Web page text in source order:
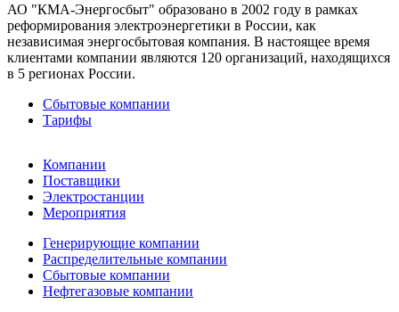
АО "КМА-Энергосбыт" образовано в 2002 году в рамках
реформирования электроэнергетики в России, как
независимая энергосбытовая компания. В настоящее время
клиентами компании являются 120 организаций, находящихся
в 5 регионах России.
Сбытовые компании
Тарифы
Компании
Поставщики
Электростанции
Мероприятия
Генерирующие компании
Распределительные компании
Сбытовые компании
Нефтегазовые компании